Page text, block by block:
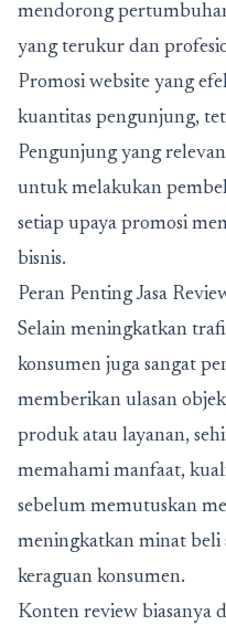
mendorong
yang terukur dan
Promosi website yang
kuantitas pengunjung,
Pengunjung yang
untuk melakukan
setiap upaya promosi
bisnis.
Peran Penting Jasa
Selain meningkatkan
konsumen juga sangat
memberikan ulasan
produk atau layanan,
memahami manfaat,
sebelum memutuskan
meningkatkan minat beli
keraguan konsumen.
Konten review biasanya